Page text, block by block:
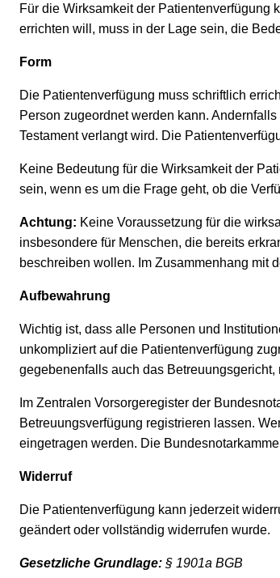
Für die Wirksamkeit der Patientenverfügung
errichten will, muss in der Lage sein, die
Form
Die Patientenverfügung muss schriftlich
Person zugeordnet werden kann.
Testament verlangt wird. Die
Keine Bedeutung für die Wirksamkeit der
sein, wenn es um die Frage geht, ob die
Achtung: Keine Voraussetzung für die
insbesondere für Menschen, die bereits
beschreiben wollen. Im Zusammenhang mit
Aufbewahrung
Wichtig ist, dass alle Personen und
unkompliziert auf die Patientenverfügung
gegebenenfalls auch das
Im Zentralen Vorsorgeregister der
Betreuungsverfügung registrieren lassen.
eingetragen werden. Die
Widerruf
Die Patientenverfügung kann jederzeit
geändert oder vollständig widerrufen wurde.
Gesetzliche Grundlage: § 1901a BGB